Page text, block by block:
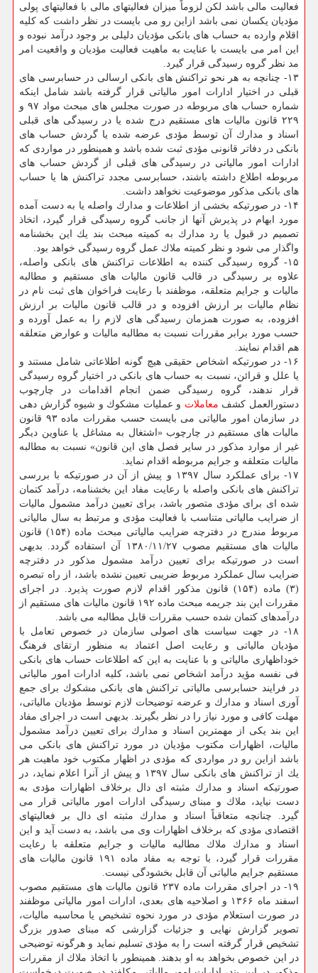
فعالیت مالی باشد لكن لزوماً میزان فعالیتهای مالی با فعالیتهای پولی
مؤدیان یكسان نمی باشد ازاین رو می بایست در نظر داشت كه كلیه
اقلام وارده به حساب های بانكی مؤدیان دلیلی بر وجود درآمد نبوده و
این امر می بایست با عنایت به ماهیت فعالیت مؤدیان و واقعیت امر
مد نظر گروه رسیدگی قرار گیرد.
۱۳- چنانچه به هر نحو تراكنش های بانكی ارسالی در حسابرسی های
قبلی در اختیار ادارات امور مالیاتی قرار گرفته باشد شامل اینكه
شماره حساب های مربوطه در صورت مجلس های مبحث مواد ۹۷ و
۲۲۹ قانون مالیات های مستقیم درج شده یا در رسیدگی های قبلی
اسناد و مدارك آن توسط مؤدی عرضه شده یا گردش حساب های
بانكی در دفاتر قانونی مؤدی ثبت شده باشد و همینطور در مواردی كه
ادارات امور مالیاتی در رسیدگی های قبلی از گردش حساب های
مربوطه اطلاع داشته باشند، حسابرسی مجدد تراكنش ها یا حساب
های بانكی مذكور موضوعیت نخواهد داشت.
۱۴- در صورتیكه بخشی از اطلاعات و مدارك واصله یا به دست آمده
مورد ابهام در پذیرش آنها از جانب گروه رسیدگی قرار گیرد، اتخاذ
تصمیم در قبول یا رد مدارك به كمیته مبحث بند یك این بخشنامه
واگذار می شود و نظر كمیته ملاك عمل گروه رسیدگی خواهد بود.
۱۵- گروه رسیدگی كننده به اطلاعات تراكنش های بانكی واصله،
علاوه بر رسیدگی در قالب قانون مالیات های مستقیم و مطالبه
مالیات و جرایم متعلقه، موظفند با رعایت فراخوان های ثبت نام در
نظام مالیات بر ارزش افزوده و در قالب قانون مالیات بر ارزش
افزوده، به صورت همزمان رسیدگی های لازم را به عمل آورده و
حسب مورد برابر مقررات نسبت به مطالبه مالیات و عوارض متعلقه
هم اقدام نمایند.
۱۶- در صورتیكه اشخاص حقیقی هیچ گونه اطلاعاتی شامل مستند و
یا علل و قرائن، نسبت به حساب های بانكی در اختیار گروه رسیدگی
قرار ندهند، گروه رسیدگی ضمن انجام اقدامات در چارچوب
دستورالعمل كشف معاملات و عملیات مشكوك و شیوه گزارش دهی
در سازمان امور مالیاتی می بایست حسب مقررات ماده ۹۳ قانون
مالیات های مستقیم در چارچوب «اشتغال به مشاغل یا عناوین دیگر
غیر از موارد مذكور در سایر فصل های این قانون» نسبت به مطالبه
مالیات متعلقه و جرایم مربوطه اقدام نماید.
۱۷- برای عملكرد سال ۱۳۹۷ و پیش از آن در صورتیكه با بررسی
تراكنش های بانكی واصله با رعایت مفاد این بخشنامه، درآمد كتمان
شده ای برای مؤدی متصور باشد، برای تعیین درآمد مشمول مالیات
از ضرایب مالیاتی متناسب با فعالیت مؤدی و مرتبط به سال مالیاتی
مربوط مندرج در دفترچه ضرایب مالیاتی مبحث ماده (۱۵۴) قانون
مالیات های مستقیم مصوب ۱۳۸۰/۱۱/۲۷ آن استفاده گردد. بدیهی
است در صورتیكه برای تعیین درآمد مشمول مذكور در دفترچه
ضرایب سال عملكرد مربوط ضریبی تعیین نشده باشد، از راه تبصره
(۳) ماده (۱۵۴) قانون مذكور اقدام لازم صورت پذیرد. در اجرای
مقررات این بند جریمه مبحث ماده ۱۹۲ قانون مالیات های مستقیم از
درآمدهای كتمان شده حسب مقررات قابل مطالبه می باشد.
۱۸- در جهت سیاست های اصولی سازمان در خصوص تعامل با
مؤدیان مالیاتی و رعایت اصل اعتماد به منظور ارتقای فرهنگ
خوداظهاری مالیاتی و با عنایت به این كه اطلاعات حساب های بانكی
فی نفسه مؤید درآمد اشخاص نمی باشد، كلیه ادارات امور مالیاتی
در فرایند حسابرسی مالیاتی تراكنش های بانكی مشكوك برای جمع
آوری اسناد و مدارك و عرضه توضیحات لازم توسط مؤدیان مالیاتی،
مهلت كافی و مورد نیاز را در نظر بگیرند. بدیهی است در اجرای مفاد
این بند یكی از مهمترین اسناد و مدارك برای تعیین درآمد مشمول
مالیات، اظهارات مكتوب مؤدیان در مورد تراكنش های بانكی می
باشد ازاین رو در مواردی كه مؤدی در اظهار مكتوب خود ماهیت هر
یك از تراكنش های بانكی سال ۱۳۹۷ و پیش از آنرا اعلام نماید، در
صورتیكه اسناد و مدارك مثبته ای دال برخلاف اظهارات مؤدی به
دست نیاید، ملاك و مبنای رسیدگی ادارات امور مالیاتی قرار می
گیرد. چنانچه متعاقباً اسناد و مدارك مثبته ای دال بر فعالیتهای
اقتصادی مؤدی كه برخلاف اظهارات وی می باشد، به دست آید و این
اسناد و مدارك ملاك مطالبه مالیات و جرایم متعلقه با رعایت
مقررات قرار گیرد، با توجه به مفاد ماده ۱۹۱ قانون مالیات های
مستقیم جرایم مالیاتی آن قابل بخشودگی نیست.
۱۹- در اجرای مقررات ماده ۲۳۷ قانون مالیات های مستقیم مصوب
اسفند ماه ۱۳۶۶ و اصلاحیه های بعدی، ادارات امور مالیاتی موظفند
در صورت استعلام مؤدی در مورد نحوه تشخیص یا محاسبه مالیات،
تصویر گزارش نهایی و جزئیات گزارشی كه مبنای صدور بزرگ
تشخیص قرار گرفته است را به مؤدی تسلیم نماید و هرگونه توضیحی
در این خصوص بخواهد به او بدهند. همینطور با اتخاذ ملاك از مقررات